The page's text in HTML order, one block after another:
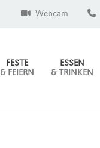
Webcam
FESTE
& FEIERN
ESSEN
& TRINKEN